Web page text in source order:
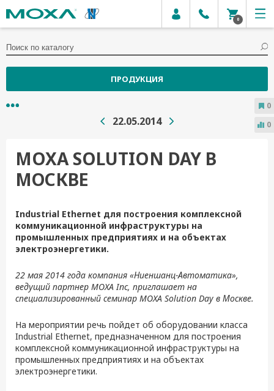
0
ПРОДУКЦИЯ
22.05.2014
MOXA SOLUTION DAY В
МОСКВЕ
Industrial Ethernet для построения комплексной
коммуникационной инфраструктуры на
промышленных предприятиях и на объектах
электроэнергетики.
22 мая 2014 года компания «Ниеншанц-Автоматика»,
ведущий партнер MOXA Inc, приглашает на
специализированный семинар MOXA Solution Day в Москве.
На мероприятии речь пойдет об оборудовании класса
Industrial Ethernet, предназначенном для построения
комплексной коммуникационной инфраструктуры на
промышленных предприятиях и на объектах
электроэнергетики.
0
0